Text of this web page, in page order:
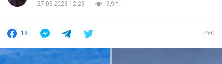
27.03.2023 12:29
9,9 т.
18 РУС